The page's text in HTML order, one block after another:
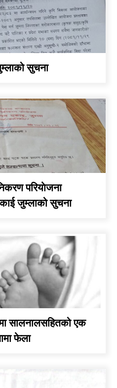
गाउँपालिका जुम्लाको
सुचना
परियाेजना
एकाई जुम्लाको सुचना
सालनालसहितको एक
फेला